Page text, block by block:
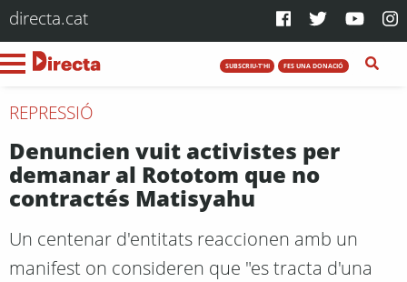
directa.cat
SUBSCRIU-T'HI FES UNA DONACIÓ
REPRESSIÓ
Denuncien vuit activistes per
demanar al Rototom que no
contractés Matisyahu
Un centenar d'entitats reaccionen amb un
manifest on consideren que "es tracta d'una